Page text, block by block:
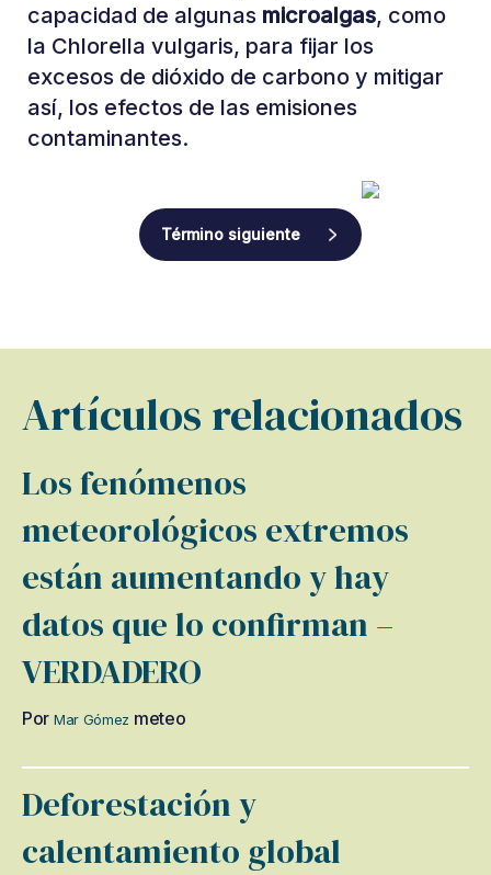
capacidad de algunas microalgas, como
la Chlorella vulgaris, para fijar los
excesos de dióxido de carbono y mitigar
así, los efectos de las emisiones
contaminantes.
Término siguiente
Artículos relacionados
Los fenómenos
meteorológicos extremos
están aumentando y hay
datos que lo confirman –
VERDADERO
Por Mar Gómez meteo
Deforestación y
calentamiento global